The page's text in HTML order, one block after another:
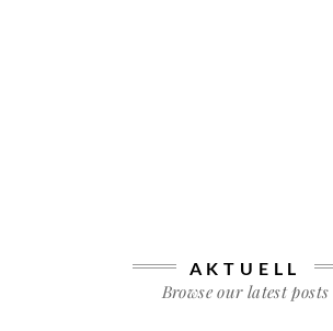
AKTUELL
Browse our latest posts